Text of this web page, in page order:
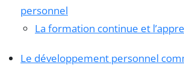
personnel
La formation continue et
Le développement personnel